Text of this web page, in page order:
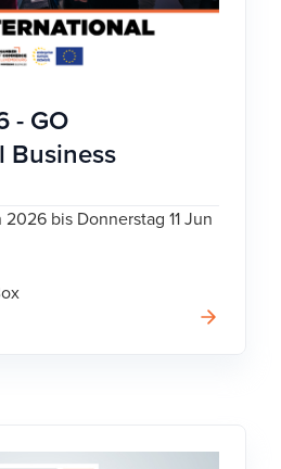
- GO
Business
bis Donnerstag 11 Jun